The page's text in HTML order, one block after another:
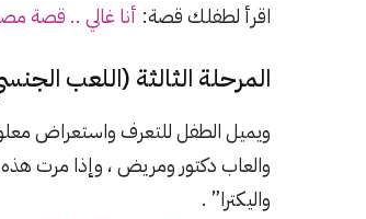
اقرأ لطفلك قصة: أناغالي .. قصة
المرحلة الثالثة (اللعب
ويميل الطفل للتعرف واستعراض
والعاب دكتور ومريض ، وإذا مرت
واليكترا” .